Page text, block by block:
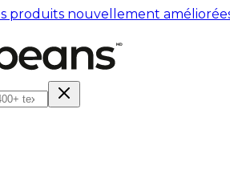
produits nouvellement